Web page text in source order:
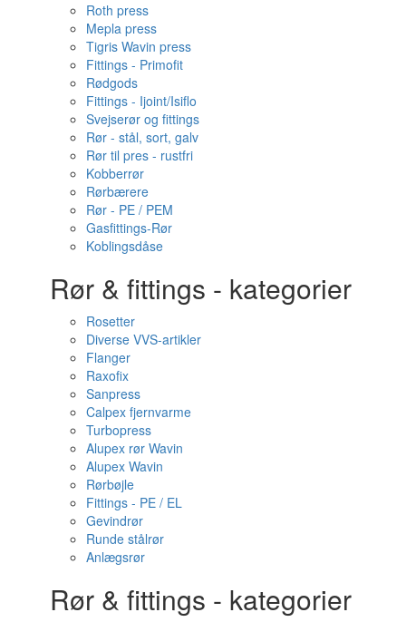
Roth press
Mepla press
Tigris Wavin press
Fittings - Primofit
Rødgods
Fittings - Ijoint/Isiflo
Svejserør og fittings
Rør - stål, sort, galv
Rør til pres - rustfri
Kobberrør
Rørbærere
Rør - PE / PEM
Gasfittings-Rør
Koblingsdåse
Rør & fittings - kategorier
Rosetter
Diverse VVS-artikler
Flanger
Raxofix
Sanpress
Calpex fjernvarme
Turbopress
Alupex rør Wavin
Alupex Wavin
Rørbøjle
Fittings - PE / EL
Gevindrør
Runde stålrør
Anlægsrør
Rør & fittings - kategorier